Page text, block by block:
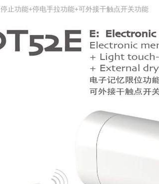
止功能+停电手拉功能+可外接干触点开关功能